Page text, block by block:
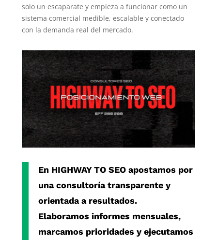
solo un escaparate y empieza a funcionar como un
sistema comercial medible, escalable y conectado
con la demanda real del mercado.
En HIGHWAY TO SEOapostamos por
una consultoría transparente y
orientada a resultados.
Elaboramos informes mensuales,
marcamos prioridades y ejecutamos